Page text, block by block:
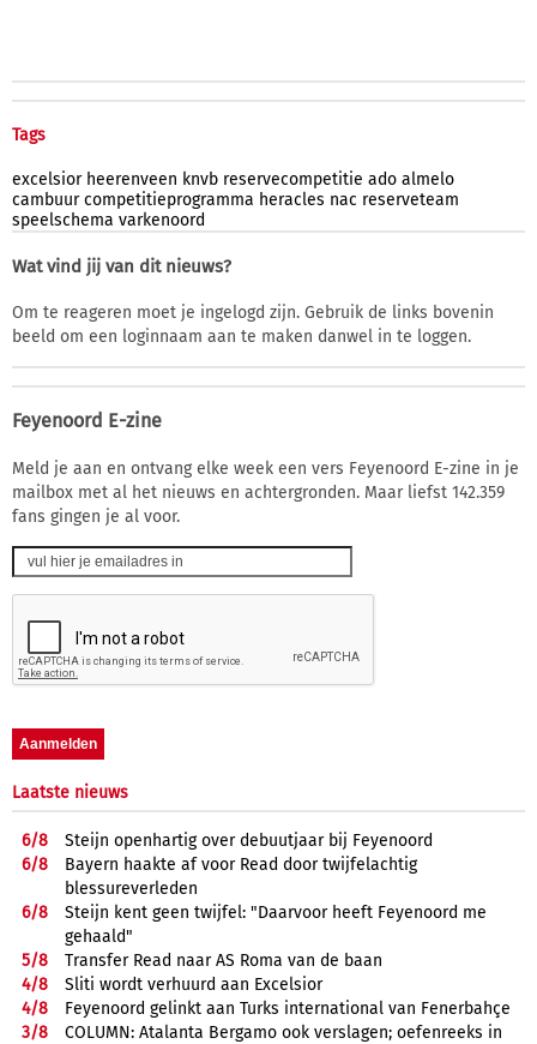
Tags
excelsior heerenveen knvb reservecompetitie ado almelo
cambuur competitieprogramma heracles nac reserveteam
speelschema varkenoord
Wat vind jij van dit nieuws?
Om te reageren moet je ingelogd zijn. Gebruik de links bovenin
beeld om een loginnaam aan te maken danwel in te loggen.
Feyenoord E-zine
Meld je aan en ontvang elke week een vers Feyenoord E-zine in je
mailbox met al het nieuws en achtergronden. Maar liefst 142.359
fans gingen je al voor.
Laatste nieuws
6/8
Steijn openhartig over debuutjaar bij Feyenoord
6/8
Bayern haakte af voor Read door twijfelachtig
blessureverleden
6/8
Steijn kent geen twijfel: "Daarvoor heeft Feyenoord me
gehaald"
5/8
Transfer Read naar AS Roma van de baan
4/8
Sliti wordt verhuurd aan Excelsior
4/8
Feyenoord gelinkt aan Turks international van Fenerbahçe
3/8
COLUMN: Atalanta Bergamo ook verslagen; oefenreeks in